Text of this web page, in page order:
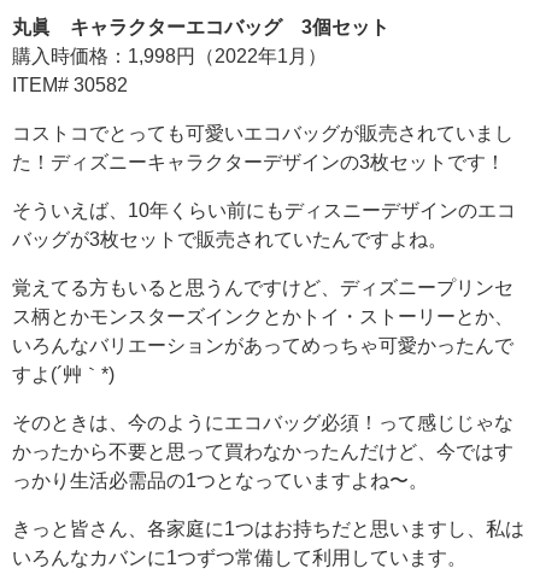
丸眞 キャラクターエコバッグ 3個セット
購入時価格：1,998円（2022年1月）
ITEM# 30582
コストコでとっても可愛いエコバッグが販売されていまし
た！ディズニーキャラクターデザインの3枚セットです！
そういえば、10年くらい前にもディスニーデザインのエコ
バッグが3枚セットで販売されていたんですよね。
覚えてる方もいると思うんですけど、ディズニープリンセ
ス柄とかモンスターズインクとかトイ・ストーリーとか、
いろんなバリエーションがあってめっちゃ可愛かったんで
すよ(´艸｀*)
そのときは、今のようにエコバッグ必須！って感じじゃな
かったから不要と思って買わなかったんだけど、今ではす
っかり生活必需品の1つとなっていますよね〜。
きっと皆さん、各家庭に1つはお持ちだと思いますし、私は
いろんなカバンに1つずつ常備して利用しています。